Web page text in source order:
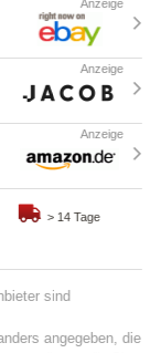
> 14 Tage